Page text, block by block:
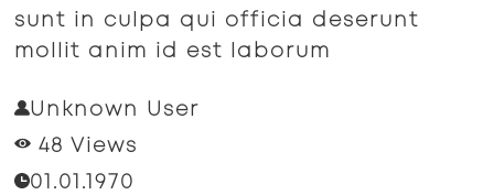
sunt in culpa qui officia deserunt
mollit anim id est laborum
Unknown User
48 Views
01.01.1970